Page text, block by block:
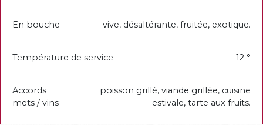
En bouche vive, désaltérante, fruitée, exotique.
Température de service 12 °
Accords
mets / vins
poisson grillé, viande grillée, cuisine
estivale, tarte aux fruits.